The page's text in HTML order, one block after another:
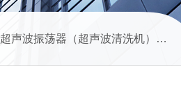
超声波振荡器（超声波清洗机）